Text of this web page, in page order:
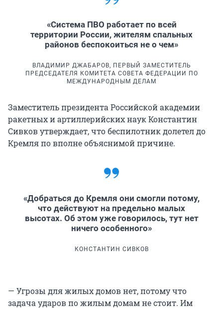
«Система ПВО работает по всей
территории России, жителям спальных
районов беспокоиться не о чем»
ВЛАДИМИР ДЖАБАРОВ, ПЕРВЫЙ ЗАМЕСТИТЕЛЬ
ПРЕДСЕДАТЕЛЯ КОМИТЕТА СОВЕТА ФЕДЕРАЦИИ ПО
МЕЖДУНАРОДНЫМ ДЕЛАМ
Заместитель президента Российской академии
ракетных и артиллерийских наук Константин
Сивков утверждает, что беспилотник долетел до
Кремля по вполне объяснимой причине.
«Добраться до Кремля они смогли потому,
что действуют на предельно малых
высотах. Об этом уже говорилось, тут нет
ничего особенного»
КОНСТАНТИН СИВКОВ
— Угрозы для жилых домов нет, потому что
задача ударов по жилым домам не стоит. Им